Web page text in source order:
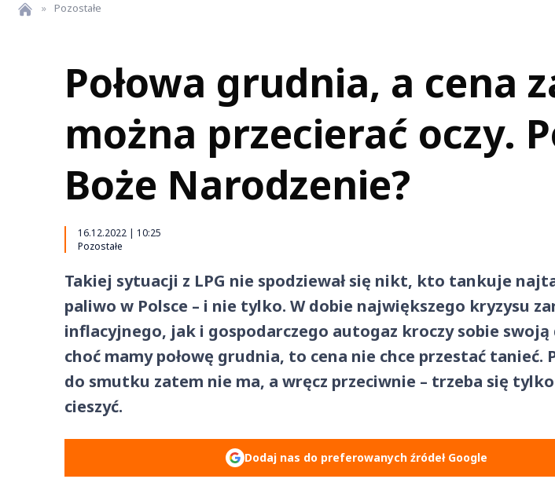
» Pozostałe
Połowa grudnia, a cena
można przecierać oczy.
Boże Narodzenie?
16.12.2022 | 10:25
Pozostałe
Takiej sytuacji z LPG nie spodziewał się nikt, kto tankuje
paliwo w Polsce – i nie tylko. W dobie największego kryzysu
inflacyjnego, jak i gospodarczego autogaz kroczy sobie swoją
choć mamy połowę grudnia, to cena nie chce przestać tanieć.
do smutku zatem nie ma, a wręcz przeciwnie – trzeba się tylko
cieszyć.
Dodaj nas do preferowanych źródeł Google